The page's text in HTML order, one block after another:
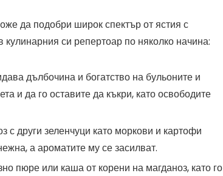
да подобри широк спектър от ястия с
кулинарния си репертоар по няколко начина:
дълбочина и богатство на бульоните и
и да го оставите да къкри, като освободите
с други зеленчуци като моркови и картофи
а ароматите му се засилват.
пюре или каша от корени на магданоз, като го